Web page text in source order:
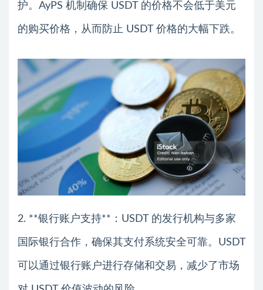
护。AyPS 机制确保 USDT 的价格不会低于美元
的购买价格，从而防止 USDT 价格的大幅下跌。
2. **银行账户支持**：USDT 的发行机构与多家
国际银行合作，确保其支付系统安全可靠。USDT
可以通过银行账户进行存储和交易，减少了市场